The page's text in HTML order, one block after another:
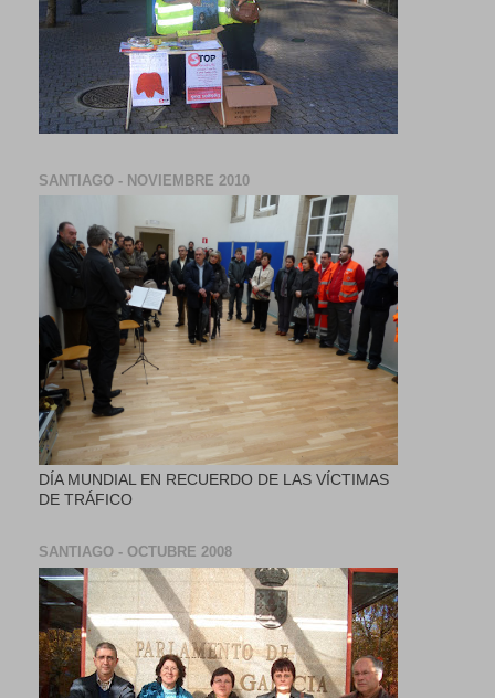
SANTIAGO - NOVIEMBRE 2010
DÍA MUNDIAL EN RECUERDO DE LAS VÍCTIMAS
DE TRÁFICO
SANTIAGO - OCTUBRE 2008